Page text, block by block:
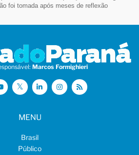
foi tomada após meses de reflexão
Marcos Formighieri
MENU
Brasil
Público